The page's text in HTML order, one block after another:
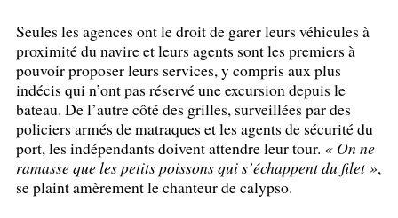
Seules les agences ont le droit de garer leurs véhicules à
proximité du navire et leurs agents sont les premiers à
pouvoir proposer leurs services, y compris aux plus
indécis qui n’ont pas réservé une excursion depuis le
bateau. De l’autre côté des grilles, surveillées par des
policiers armés de matraques et les agents de sécurité du
port, les indépendants doivent attendre leur tour. « On ne
ramasse que les petits poissons qui s’échappent du filet »,
se plaint amèrement le chanteur de calypso.